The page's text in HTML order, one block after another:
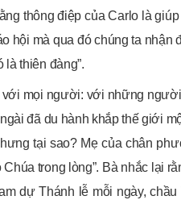
thông điệp của Carlo là
hội mà qua đó chúng ta
thiên đàng”.
mọi người: với những
đã du hành khắp thế giới
tại sao? Mẹ của chân
trong lòng”. Bà nhắc lại
dự Thánh lễ mỗi ngày,